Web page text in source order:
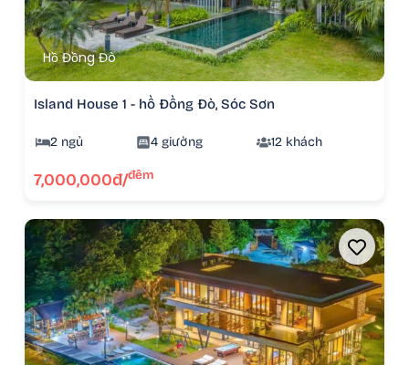
Hồ Đồng Đò
Island House 1 - hồ Đồng Đò, Sóc Sơn
2 ngủ 4 giường 12 khách
7,000,000đ/đêm